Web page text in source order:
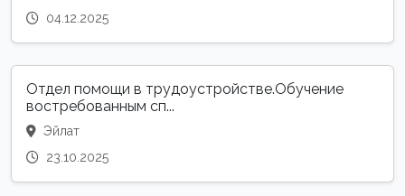
04.12.2025
Отдел помощи в трудоустройстве.Обучение
востребованным сп...
Эйлат
23.10.2025